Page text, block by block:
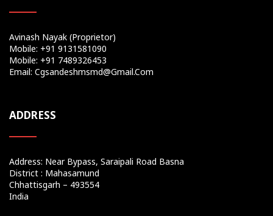
Avinash Nayak (Proprietor)
Mobile: +91 9131581090
Mobile: +91 7489326453
Email: Cgsandeshmsmd@gmail.com
ADDRESS
Address: Near Bypass, Saraipali Road Basna
District : Mahasamund
Chhattisgarh – 493554
India